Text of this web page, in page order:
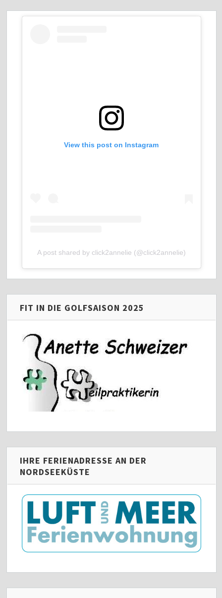
View this post on Instagram
A post shared by click2annelie (@click2annelie)
FIT IN DIE GOLFSAISON 2025
IHRE FERIENADRESSE AN DER
NORDSEEKÜSTE